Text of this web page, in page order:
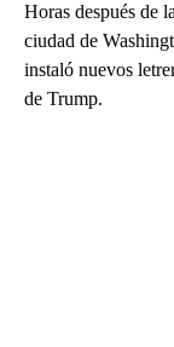
Horas después de
ciudad de
instaló nuevos
de Trump.